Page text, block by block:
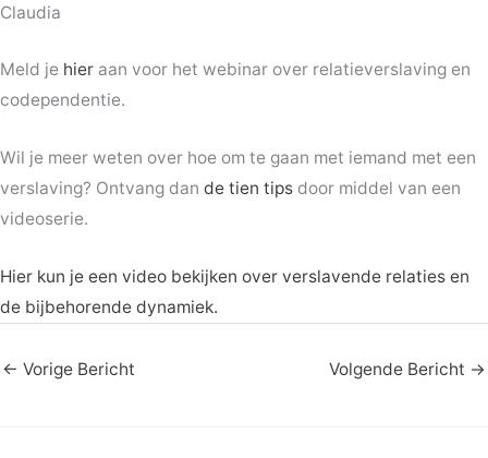
Claudia
Meld je hier aan voor het webinar over relatieverslaving en
codependentie.
Wil je meer weten over hoe om te gaan met iemand met een
verslaving? Ontvang dan de tien tips door middel van een
videoserie.
Hier kun je een video bekijken over verslavende relaties en
de bijbehorende dynamiek.
← Vorige Bericht Volgende Bericht →